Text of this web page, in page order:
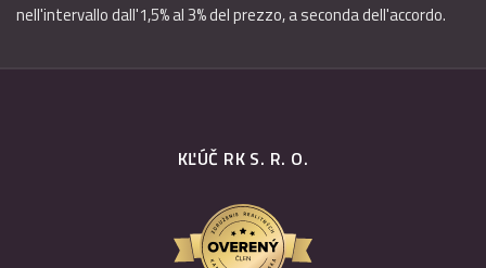
nell'intervallo dall'1,5% al 3% del prezzo, a seconda dell'accordo.
KĽÚČ RK S. R. O.